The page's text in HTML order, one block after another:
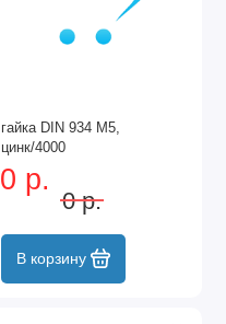
гайка DIN 934 М5,
цинк/4000
0 р.
0 р.
В корзину